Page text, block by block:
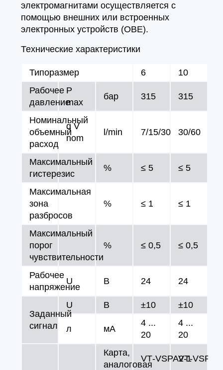
электромагнитами осуществляется с
помощью внешних или встроенных
электронных устройств (OBE).
Технические характеристики
Типоразмер 6
10
Рабочее
давление
P
max
бар 315 315
Номинальный
объемный
расход
q V
nom
l/min 7/15/30 30/60
Максимальный
гистерезис
% ≤ 5 ≤ 5
Максимальная
зона
разбросов
% ≤ 1 ≤ 1
Максимальный
порог
чувствительности
% ≤ 0,5 ≤ 0,5
Рабочее
напряжение
U В 24 24
Заданный
сигнал
U В ±10 ±10
л мA
4 ...
20
4 ...
20
Карта,
аналоговая
VT‑VSPA2‑1